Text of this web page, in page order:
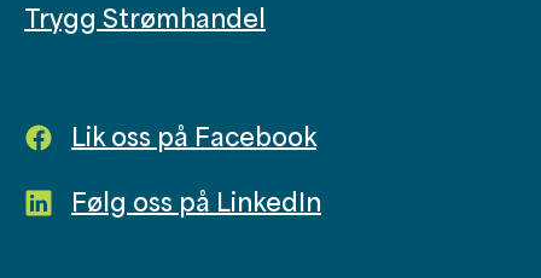
Trygg Strømhandel
Lik oss på Facebook
Følg oss på LinkedIn